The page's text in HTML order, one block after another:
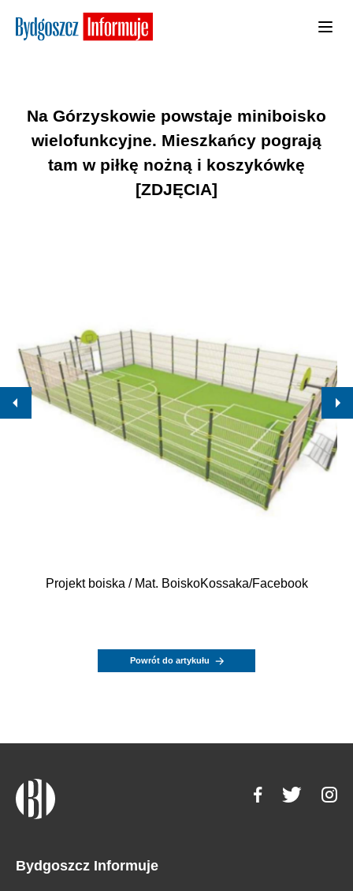
Na Górzyskowie powstaje miniboisko
wielofunkcyjne. Mieszkańcy pograją
tam w piłkę nożną i koszykówkę
[ZDJĘCIA]
Projekt boiska / Mat. BoiskoKossaka/Facebook
Powrót do artykułu
Bydgoszcz Informuje